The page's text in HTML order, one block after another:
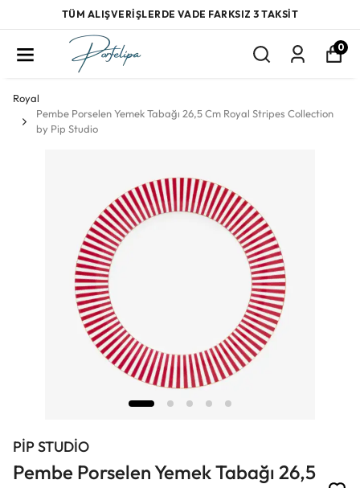
TÜM ALIŞVERİŞLERDE VADE FARKSIZ 3 TAKSİT
0
Royal
Pembe Porselen Yemek Tabağı 26,5 Cm Royal Stripes Collection
by Pip Studio
PİP STUDİO
Pembe Porselen Yemek Tabağı 26,5